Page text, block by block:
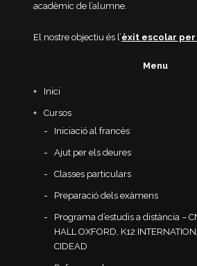
acadèmic de l’alumne.
El nostre objectiu és l’èxit escolar
Menu
Inici
Cursos
Iniciació al francès
Ajut per els deures
Classes particulars
Preparació dels exàmens
Programa d’estudis a distància –
HALL OXFORD, K12
CIDEAD